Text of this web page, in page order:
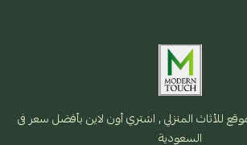
للأثاث المنزلي , اشتري أون لاين بأفضل سعر فى
السعودية